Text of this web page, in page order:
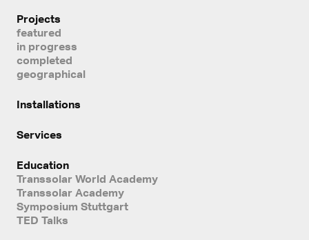
Projects
featured
in progress
completed
geographical
Installations
Services
Education
Transsolar World Academy
Transsolar Academy
Symposium Stuttgart
TED Talks